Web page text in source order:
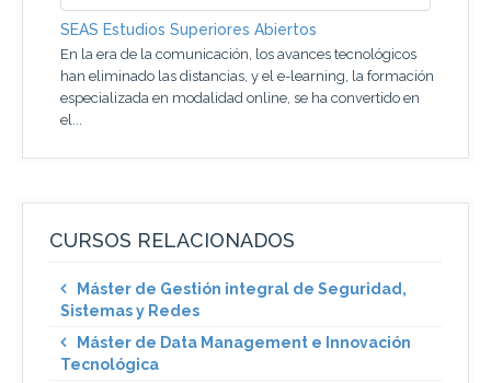
SEAS Estudios Superiores Abiertos
En la era de la comunicación, los avances tecnológicos
han eliminado las distancias, y el e-learning, la formación
especializada en modalidad online, se ha convertido en
el...
CURSOS RELACIONADOS
Máster de Gestión integral de Seguridad,
Sistemas y Redes
Máster de Data Management e Innovación
Tecnológica